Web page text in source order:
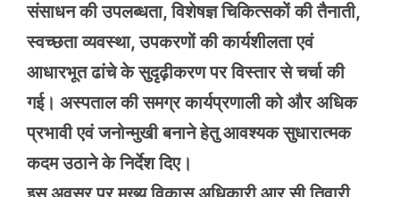
संसाधन की उपलब्धता, विशेषज्ञ चिकित्सकों की तैनाती,
स्वच्छता व्यवस्था, उपकरणों की कार्यशीलता एवं
आधारभूत ढांचे के सुदृढ़ीकरण पर विस्तार से चर्चा की
गई। अस्पताल की समग्र कार्यप्रणाली को और अधिक
प्रभावी एवं जनोन्मुखी बनाने हेतु आवश्यक सुधारात्मक
कदम उठाने के निर्देश दिए।